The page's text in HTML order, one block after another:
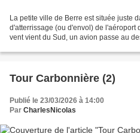
La petite ville de Berre est située juste
d'atterrissage (ou d'envol) de l'aéroport
vent vient du Sud, un avion passe au
Tour Carbonnière (2)
Publié le 23/03/2026 à 14:00
Par CharlesNicolas